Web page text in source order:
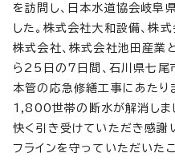
を訪問し、日本水道協会岐阜
した。株式会社大和設備、株
株式会社、株式会社池田産
ら25日の7日間、石川県七尾
本管の応急修繕工事にあたり
1,800世帯の断水が解消しま
快く引き受けていただき感謝
フラインを守っていただいた